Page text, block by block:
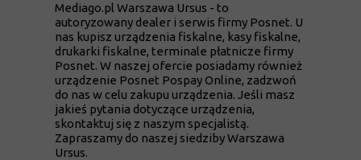
Mediago.pl Warszawa Ursus - to
autoryzowany dealer i serwis firmy Posnet. U
nas kupisz urządzenia fiskalne, kasy fiskalne,
drukarki fiskalne, terminale płatnicze firmy
Posnet. W naszej ofercie posiadamy również
urządzenie Posnet Pospay Online, zadzwoń
do nas w celu zakupu urządzenia. Jeśli masz
jakieś pytania dotyczące urządzenia,
skontaktuj się z naszym specjalistą.
Zapraszamy do naszej siedziby Warszawa
Ursus.